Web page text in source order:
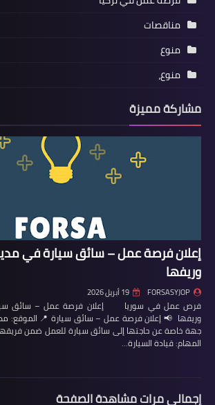
مناقصات
منوع
منوع،
مشاركة مميزة
إعلان فرصة عمل – سائق سيارة في
وريفها
FORSASYJOP 19 أبريل 2026
فرص عمل في سوريا إعلان فرصة عمل – سائق
وريفها 📢 إعلان فرصة عمل – سائق سيارة 📍 الموقع:
جهة خاصة عن حاجتها إلى سائق سيارة للعمل ضمن
المهام: قيادة السيارة…
إجمالي مرات مشاهدة الصفحة